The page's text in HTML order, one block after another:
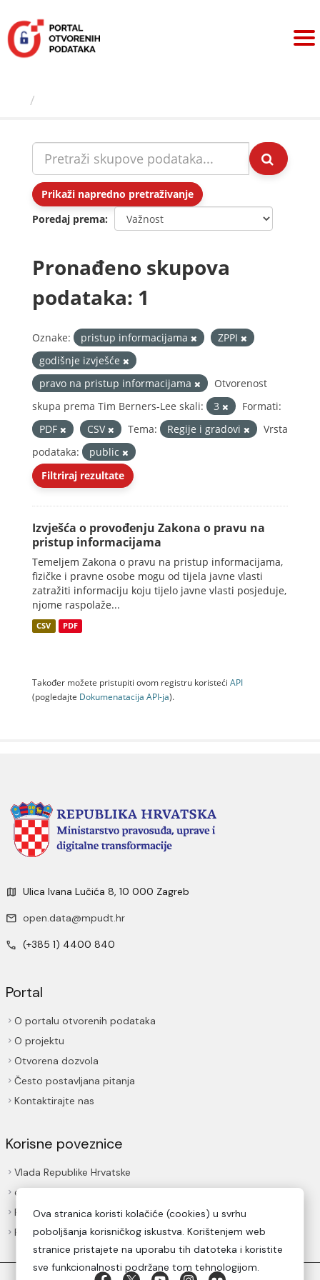
sadržaj
Prikaži napredno pretraživanje
Poredaj prema
Pronađeno skupova
podataka: 1
Oznake: pristup informacijama
ZPPI
godišnje izvješće
pravo na pristup informacijama
Otvorenost
skupa prema Tim Berners-Lee skali:
3
Formati:
PDF
CSV Tema: Regije i gradovi
Vrsta
podataka:
public
Filtriraj rezultate
Izvješća o provođenju Zakona o pravu na
pristup informacijama
Temeljem Zakona o pravu na pristup informacijama,
fizičke i pravne osobe mogu od tijela javne vlasti
zatražiti informaciju koju tijelo javne vlasti posjeduje,
njome raspolaže...
CSV PDF
Također možete pristupiti ovom registru koristeći API
(pogledajte Dokumenаtаcijа API-jа).